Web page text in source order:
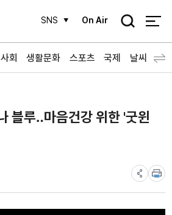
SNS On Air
검
사회 생활문화 스포츠 국제 날씨
블루‥마음건강 위한 '굿윈